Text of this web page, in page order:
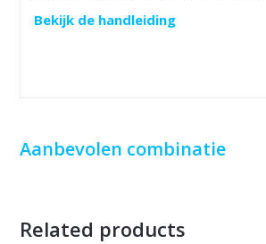
Bekijk de handleiding
Aanbevolen combinatie
Related products